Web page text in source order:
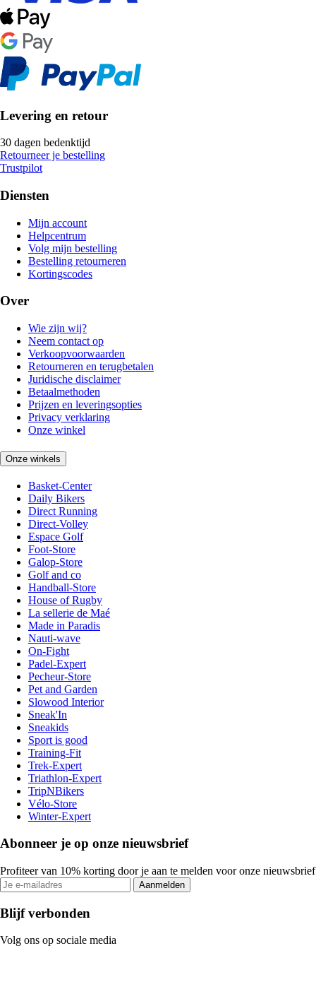
Levering en retour
30 dagen bedenktijd
Retourneer je bestelling
Trustpilot
Diensten
Mijn account
Helpcentrum
Volg mijn bestelling
Bestelling retourneren
Kortingscodes
Over
Wie zijn wij?
Neem contact op
Verkoopvoorwaarden
Retourneren en terugbetalen
Juridische disclaimer
Betaalmethoden
Prijzen en leveringsopties
Privacy verklaring
Onze winkel
Onze winkels
Basket-Center
Daily Bikers
Direct Running
Direct-Volley
Espace Golf
Foot-Store
Galop-Store
Golf and co
Handball-Store
House of Rugby
La sellerie de Maé
Made in Paradis
Nauti-wave
On-Fight
Padel-Expert
Pecheur-Store
Pet and Garden
Slowood Interior
Sneak'In
Sneakids
Sport is good
Training-Fit
Trek-Expert
Triathlon-Expert
TripNBikers
Vélo-Store
Winter-Expert
Abonneer je op onze nieuwsbrief
Profiteer van 10% korting door je aan te melden voor onze nieuwsbrief
Aanmelden
Blijf verbonden
Volg ons op sociale media